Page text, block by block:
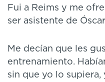
Fui a Reims y me
ser asistente de
Me decían que les
entrenamiento.
sin que yo lo supiera,